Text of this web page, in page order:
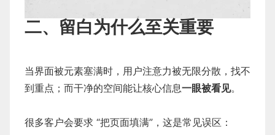
二、留白为什么至关重要
当界面被元素塞满时，用户注意力被无限分散，找不
到重点；而干净的空间能让核心信息一眼被看见。
很多客户会要求 “把页面填满”，这是常见误区：